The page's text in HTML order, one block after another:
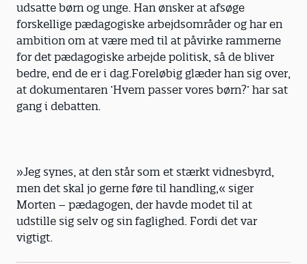
udsatte børn og unge. Han ønsker at afsøge
forskellige pædagogiske arbejdsområder og har en
ambition om at være med til at påvirke rammerne
for det pædagogiske arbejde politisk, så de bliver
bedre, end de er i dag.Foreløbig glæder han sig over,
at dokumentaren ’Hvem passer vores børn?’ har sat
gang i debatten.
»Jeg synes, at den står som et stærkt vidnesbyrd,
men det skal jo gerne føre til handling,« siger
Morten – pædagogen, der havde modet til at
udstille sig selv og sin faglighed. Fordi det var
vigtigt.